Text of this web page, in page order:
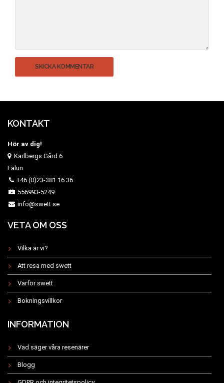
KONTAKT
Hör av dig!
Karlbergs Gård 6
Falun
+46 (0)23-381 16 36
556993-5249
info@swett.se
VETA OM OSS
Vilka är vi?
Att resa med swett
Varför swett
Bokningsvillkor
INFORMATION
Vad säger våra resenärer
Blogg